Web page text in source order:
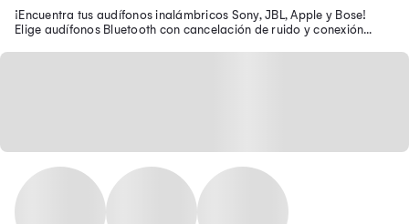
¡Encuentra tus audífonos inalámbricos Sony, JBL, Apple y Bose!
Elige audífonos Bluetooth con cancelación de ruido y conexión